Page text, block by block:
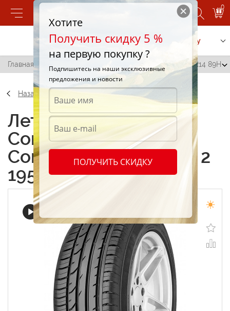
0
Позвонить Заказать услугу
Главная / Continental ContiPremiumContact 2 195/65 R14 89H
Назад
Летние шины
Continental
ContiPremiumContact 2
195/65 R14 89H
Хотите
Получить скидку 5 %
на первую покупку ?
Подпишитесь на наши эксклюзивные
предложения и новости
ПОЛУЧИТЬ СКИДКУ